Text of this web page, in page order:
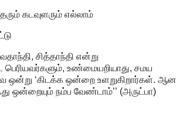
கடவுளரும் எல்லாம்
சித்தாந்தி என்று
உண்மையறியாது, சமய
ஒன்று ‘கிடக்க ஒன்றை உளறுகிறார்கள். ஆன
ஒன்றையும் நம்ப வேண்டாம்’’ (அருட்பா)